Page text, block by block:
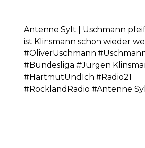
Antenne Sylt | Uschmann
ist Klinsmann schon wieder
#OliverUschmann
#Bundesliga #Jürgen
#HartmutUndIch #Radio21
#RocklandRadio #Antenne